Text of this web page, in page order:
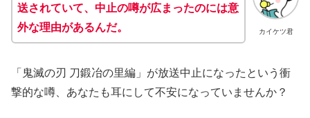
カイケツ君
送されていて、中止の噂が広まったのには意
外な理由があるんだ。
「鬼滅の刃 刀鍛冶の里編」が放送中止になったという衝
撃的な噂、あなたも耳にして不安になっていませんか？